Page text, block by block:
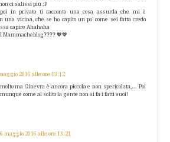
ci salissi più :P
poi in privato ti racconto una cosa assurda che mi è
una vicina, che se ho capito un po' come sei fatta credo
capire Ahahaha
Mammacheblog???? 💖💖
2016 alle ore 13:12
ma Ginevra è ancora piccola e non spericolata,... Poi
come al solito la gente non si fa i fatti suoi!
6 maggio 2016 alle ore 13:21